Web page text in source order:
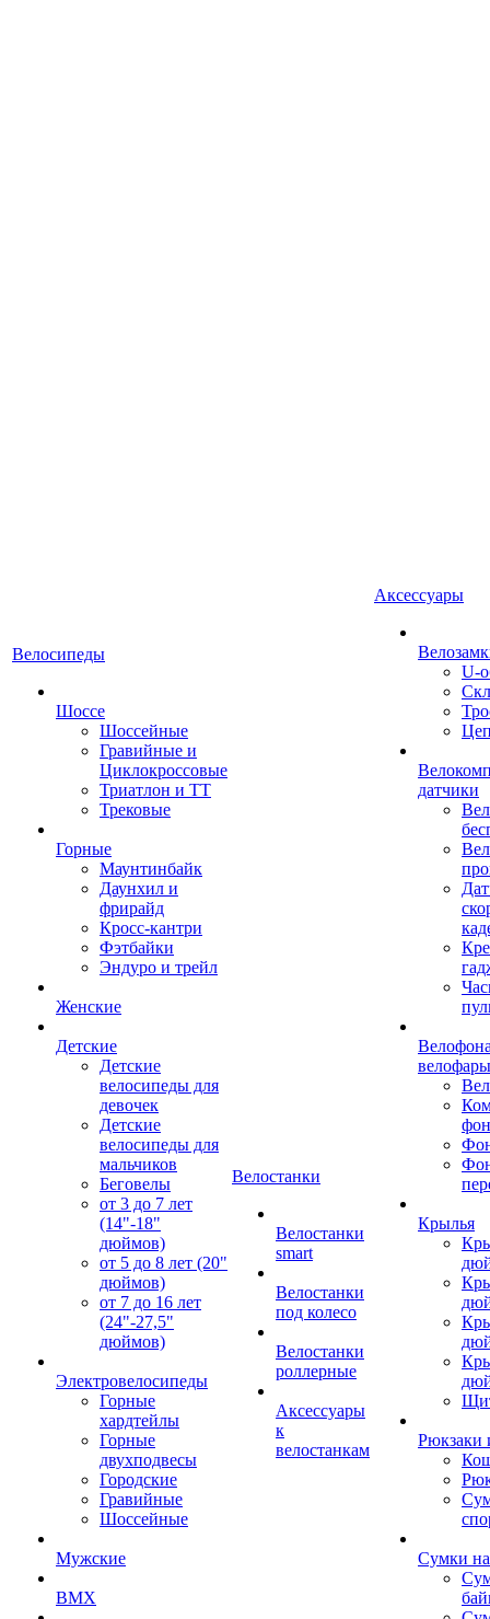
Велосипеды
Шоссе
Шоссейные
Гравийные и
Циклокроссовые
Триатлон и ТТ
Трековые
Горные
Маунтинбайк
Даунхил и
фрирайд
Кросс-кантри
Фэтбайки
Эндуро и трейл
Женские
Детские
Детские
велосипеды для
девочек
Детские
велосипеды для
мальчиков
Беговелы
от 3 до 7 лет
(14"-18"
дюймов)
от 5 до 8 лет (20"
дюймов)
от 7 до 16 лет
(24"-27,5"
дюймов)
Электровелосипеды
Горные
хардтейлы
Горные
двухподвесы
Городские
Гравийные
Шоссейные
Мужские
BMX
Велостанки
Велостанки
smart
Велостанки
под колесо
Велостанки
роллерные
Аксессуары
к
велостанкам
Аксессуары
U-
датчики
велофары
Крылья
Рюкзаки
Сумки